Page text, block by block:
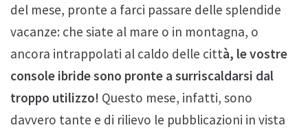
del mese, pronte a farci passare delle splendide
vacanze: che siate al mare o in montagna, o
ancora intrappolati al caldo delle città, le vostre
console ibride sono pronte a surriscaldarsi dal
troppo utilizzo! Questo mese, infatti, sono
davvero tante e di rilievo le pubblicazioni in vista